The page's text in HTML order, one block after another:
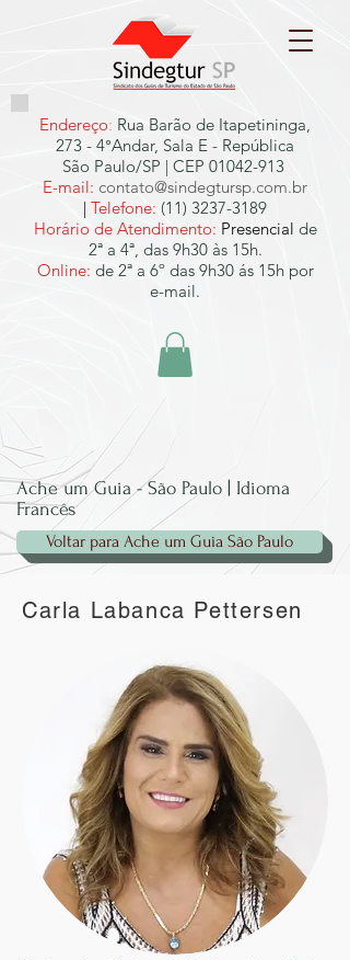
Endereço: Rua Barão de Itapetininga,
273 - 4°Andar, Sala E - República
São Paulo/SP | CEP 01042-913
E-mail: contato@sindegtursp.com.br
| Telefone: (11) 3237-3189
Horário de Atendimento: Presencial de
2ª a 4ª, das 9h30 às 15h.
Online: de 2ª a 6º das 9h30 ás 15h por
e-mail.
Ache um Guia - São Paulo | Idioma
Francês
Voltar para Ache um Guia São Paulo
Carla Labanca Pettersen